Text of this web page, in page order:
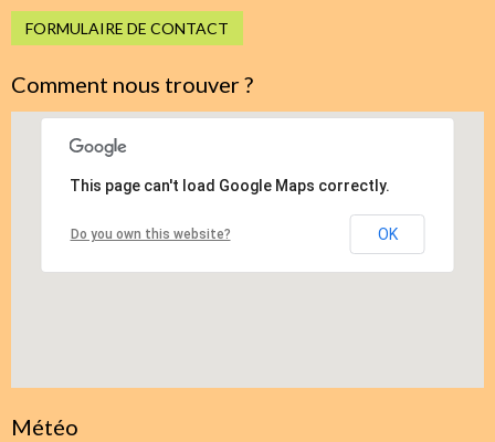
FORMULAIRE DE CONTACT
Comment nous trouver ?
This page can't load Google Maps correctly.
Do you own this website? OK
Météo